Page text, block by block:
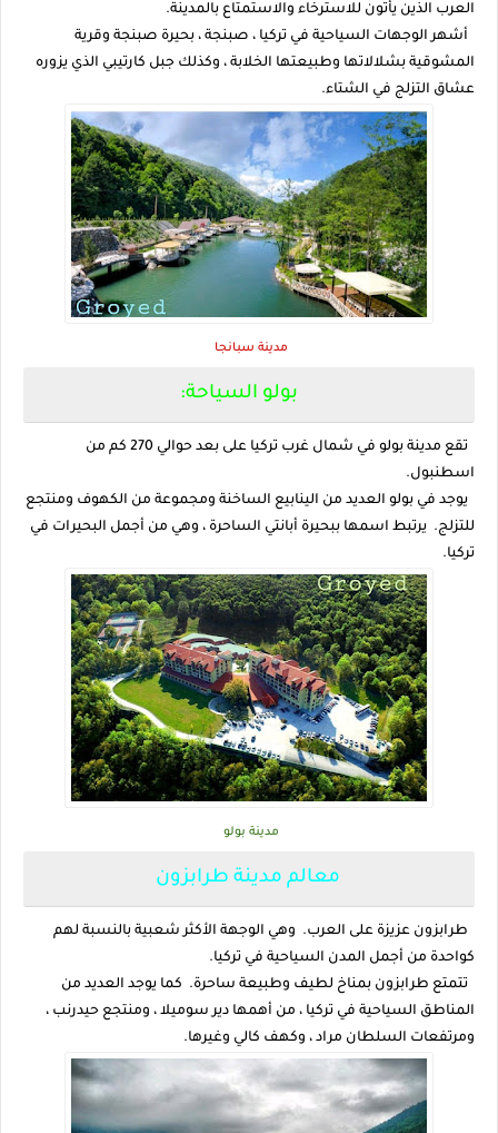
العرب الذين يأتون للاسترخاء والاستمتاع بالمدينة.
أشهر الوجهات السياحية في تركيا ، صبنجة ، بحيرة صبنجة وقرية
المشوقية بشلالاتها وطبيعتها الخلابة ، وكذلك جبل كارتيبي الذي يزوره
عشاق التزلج في الشتاء.
مدينة سبانجا
بولو السياحة:
تقع مدينة بولو في شمال غرب تركيا على بعد حوالي 270 كم من
اسطنبول.
يوجد في بولو العديد من الينابيع الساخنة ومجموعة من الكهوف ومنتجع
للتزلج. يرتبط اسمها ببحيرة أبانتي الساحرة ، وهي من أجمل البحيرات في
تركيا.
مدينة بولو
معالم مدينة طرابزون
طرابزون عزيزة على العرب. وهي الوجهة الأكثر شعبية بالنسبة لهم
كواحدة من أجمل المدن السياحية في تركيا.
تتمتع طرابزون بمناخ لطيف وطبيعة ساحرة. كما يوجد العديد من
المناطق السياحية في تركيا ، من أهمها دير سوميلا ، ومنتجع حيدرنب ،
ومرتفعات السلطان مراد ، وكهف كالي وغيرها.